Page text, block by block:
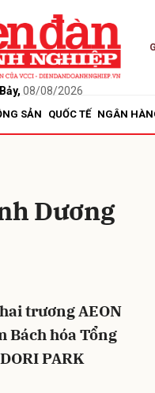
08/08/2026
SẢN QUỐC TẾ NGÂN
Dương
trương AEON
Bách hóa Tổng
PARK